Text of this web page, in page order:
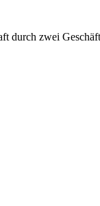
durch zwei